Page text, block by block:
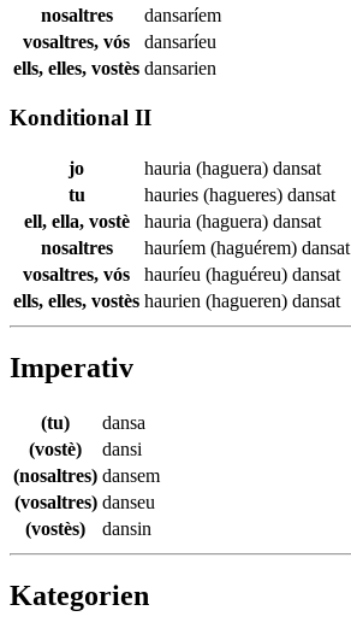
nosaltres
dansaríem
vosaltres, vós
dansaríeu
ells, elles, vostès dansarien
Konditional II
jo hauria (haguera) dansat
tu
hauries (hagueres) dansat
ell, ella, vostè
hauria (haguera) dansat
nosaltres
hauríem (haguérem) dansat
vosaltres, vós
hauríeu (haguéreu) dansat
ells, elles, vostès haurien (hagueren) dansat
Imperativ
(tu)
dansa
(vostè)
dansi
(nosaltres) dansem
(vosaltres) danseu
(vostès)
dansin
Kategorien